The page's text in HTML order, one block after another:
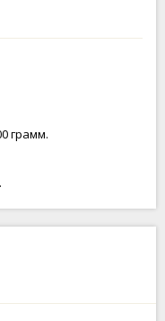
грамм.